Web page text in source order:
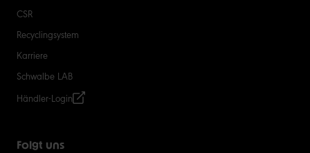
CSR
Recyclingsystem
Karriere
Schwalbe LAB
Händler-Login
Folgt uns